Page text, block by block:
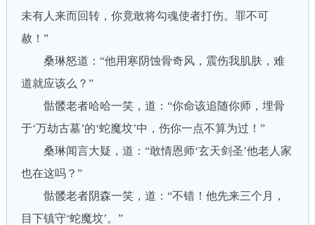
未有人来而回转，你竟敢将勾魂使者打伤。罪不可
赦！”
桑琳怒道：“他用寒阴蚀骨奇风，震伤我肌肤，难
道就应该么？”
骷髅老者哈哈一笑，道：“你命该追随你师，埋骨
于‘万劫古墓’的‘蛇魔坟’中，伤你一点不算为过！”
桑琳闻言大疑，道：“敢情恩师‘玄天剑圣’他老人家
也在这吗？”
骷髅老者阴森一笑，道：“不错！他先来三个月，
目下镇守‘蛇魔坟’。”